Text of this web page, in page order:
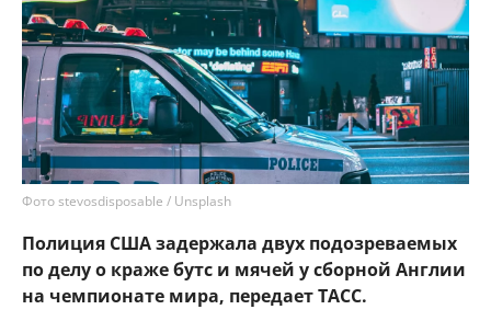
Фото stevosdisposable / Unsplash
Полиция США задержала двух подозреваемых
по делу о краже бутс и мячей у сборной Англии
на чемпионате мира, передает ТАСС.